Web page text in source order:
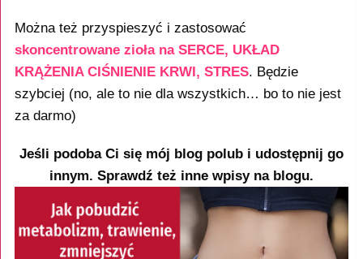
Można też przyspieszyć i zastosować
skoncentrowane zioła na SERCE, UKŁAD
KRĄŻENIA CIŚNIENIE KRWI, STRES. Będzie
szybciej (no, ale to nie dla wszystkich… bo to nie jest
za darmo)
Jeśli podoba Ci się mój blog polub i udostępnij go
innym. Sprawdź też inne wpisy na blogu.